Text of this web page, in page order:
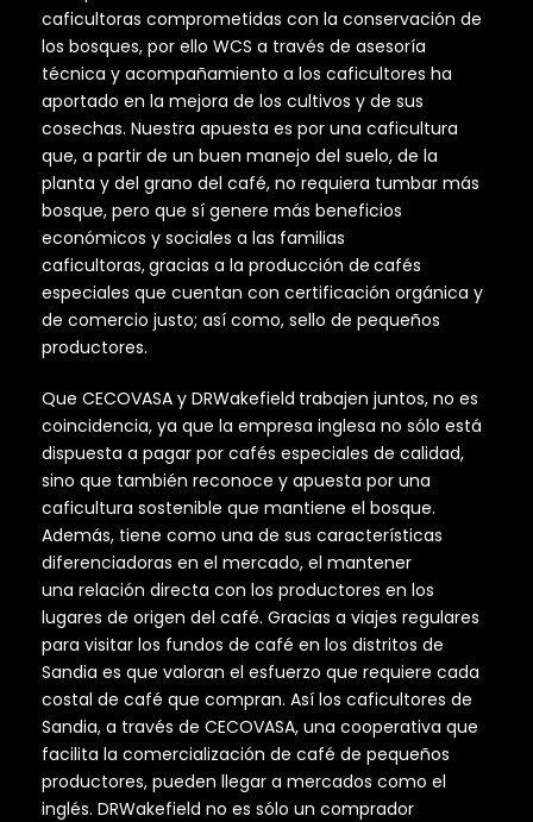
caficultoras comprometidas con la conservación de
los bosques, por ello WCS a través de asesoría
técnica y acompañamiento a los caficultores ha
aportado en la mejora de los cultivos y de sus
cosechas. Nuestra apuesta es por una caficultura
que, a partir de un buen manejo del suelo, de la
planta y del grano del café, no requiera tumbar más
bosque, pero que sí genere más beneficios
económicos y sociales a las familias
caficultoras,gracias a la producción de cafés
especiales que cuentan con certificación orgánica y
de comercio justo; así como, sello de pequeños
productores.
Que CECOVASA y DRWakefield trabajen juntos, no es
coincidencia, ya que la empresa inglesa no sólo está
dispuesta a pagar por cafés especiales de calidad,
sino que también reconoce y apuesta por una
caficultura sostenible que mantiene el bosque.
Además, tiene como una de sus características
diferenciadoras en el mercado, el mantener
una relación directa con los productores en los
lugares de origen del café. Gracias a viajes regulares
para visitar los fundos de café en los distritos de
Sandia es que valoran el esfuerzo que requiere cada
costal de café que compran. Así los caficultores de
Sandia, a través de CECOVASA, una cooperativa que
facilita la comercialización de café de pequeños
productores, pueden llegar a mercados como el
inglés. DRWakefield no es sólo un comprador